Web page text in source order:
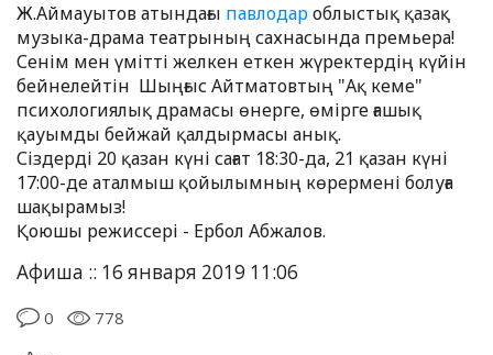
Ж.Аймауытов атындағы павлодароблыстық қазақ
музыка-драма театрының сахнасында премьера!
Сенім мен үмітті желкен еткен жүректердің күйін
бейнелейтін Шыңғыс Айтматовтың "Ақ кеме"
психологиялық драмасы өнерге, өмірге ғашық
қауымды бейжай қалдырмасы анық.
Сіздерді 20 қазан күні сағат 18:30-да, 21 қазан күні
17:00-де аталмыш қойылымның көрермені болуға
шақырамыз!
Қоюшы режиссері - Ербол Абжалов.
Афиша :: 16 января 2019 11:06
0
778